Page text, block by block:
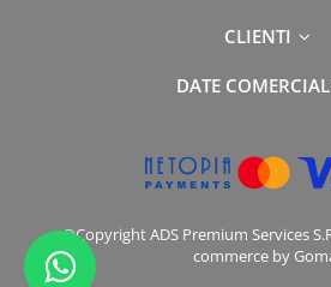
CLIENTI
DATE
©Copyright ADS Premium Services
commerce by